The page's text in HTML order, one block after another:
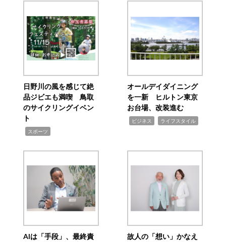
日野川の風を感じて絶
品ジビエも満喫 鳥取
のサイクリングイベン
ト
スポーツ
オールデイダイニング
を一新 ヒルトン東京
お台場、改装進む
ビジネス ライフスタイル
AIは「手段」、最終責
故人の「想い」かなえ